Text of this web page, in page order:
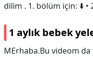
dilim . 1. bölüm için: ⬇️ •
1 aylık bebek
MErhaba.Bu videom